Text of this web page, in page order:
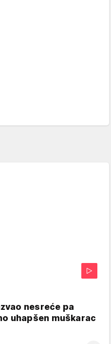
nesreće pa
uhapšen muškarac